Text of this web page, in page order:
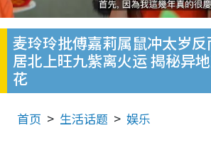
麦玲玲批傅嘉莉属鼠冲太岁
居北上旺九紫离火运 揭秘异
花
首页 生活话题 娱乐